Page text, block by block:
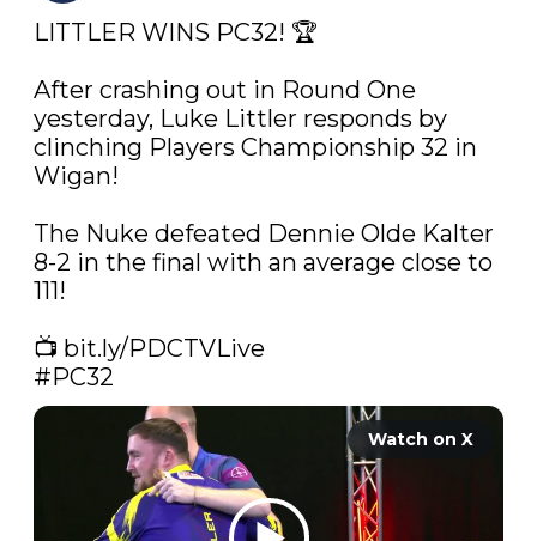
LITTLER WINS PC32! 🏆
After crashing out in Round One
yesterday, Luke Littler responds by
clinching Players Championship 32 in
Wigan!
The Nuke defeated Dennie Olde Kalter
8-2 in the final with an average close to
111!
📺 bit.ly/PDCTVLive
#PC32
Watch on X